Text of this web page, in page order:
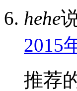
hehe
2015
推荐